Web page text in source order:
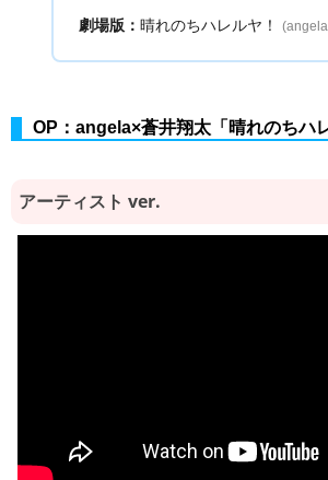
劇場版：晴れのちハレルヤ！
OP：angela×蒼井翔太「晴れのちハ
アーティスト ver.